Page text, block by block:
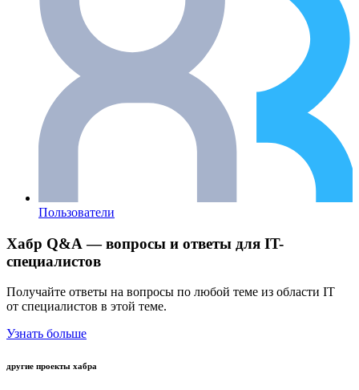
Пользователи
Хабр Q&A — вопросы и ответы для IT-
специалистов
Получайте ответы на вопросы по любой теме из области IT
от специалистов в этой теме.
Узнать больше
другие проекты хабра